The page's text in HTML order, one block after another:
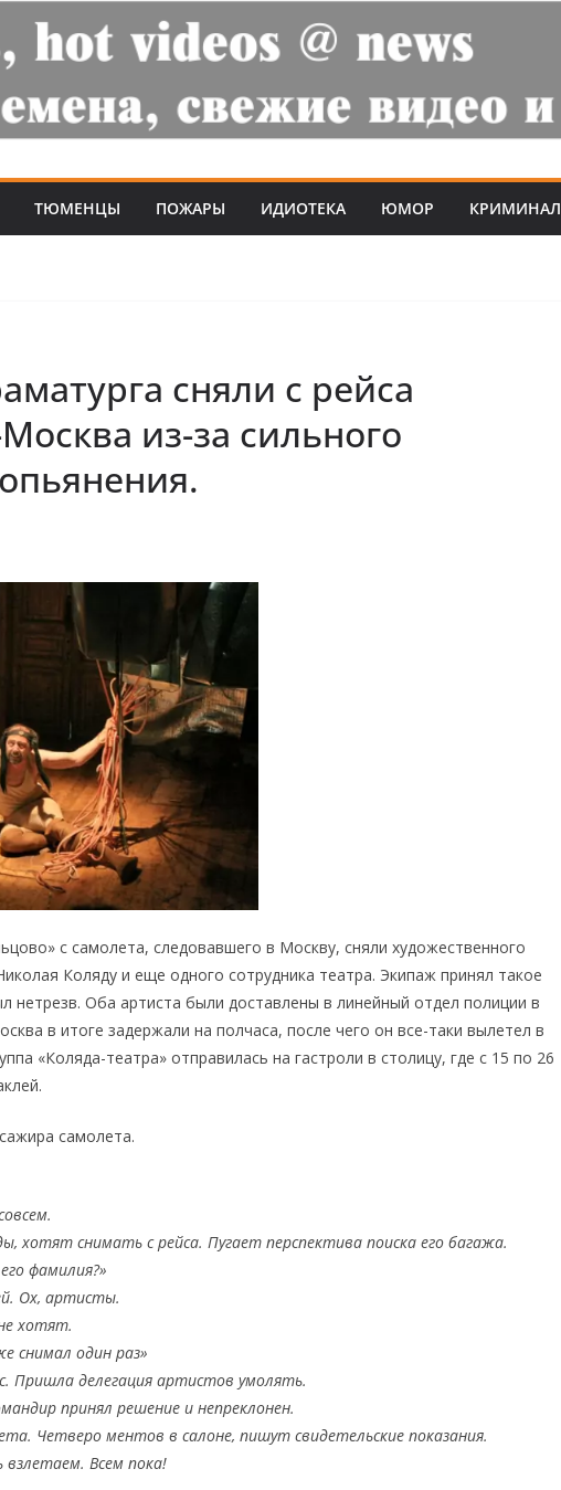
ТЮМЕНЦЫ ПОЖАРЫ ИДИОТЕКА ЮМОР КРИМИНАЛ
сняли с рейса
из-за сильного
с самолета, следовавшего в Москву, сняли художественного
Коляду и еще одного сотрудника театра. Экипаж принял такое
нетрезв. Оба артиста были доставлены в линейный отдел полиции в
в итоге задержали на полчаса, после чего он все-таки вылетел в
«Коляда-театра» отправилась на гастроли в столицу, где с 15 по 26
самолета.
хотят снимать с рейса. Пугает перспектива поиска его багажа.
фамилия?»
Ох, артисты.
хотят.
снимал один раз»
Пришла делегация артистов умолять.
принял решение и непреклонен.
Четверо ментов в салоне, пишут свидетельские показания.
взлетаем. Всем пока!